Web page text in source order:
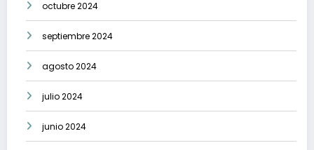
octubre 2024
septiembre 2024
agosto 2024
julio 2024
junio 2024